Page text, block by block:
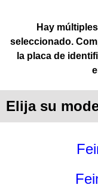
Hay
seleccionado.
la placa de
Elija su